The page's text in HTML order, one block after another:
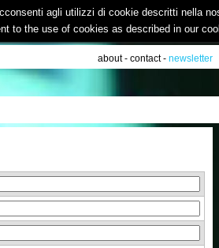
agli utilizzi di cookie descritti nella
to the use of cookies as described in our
about- contact- newsletter